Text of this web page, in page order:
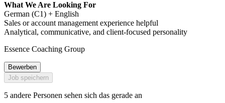
What We Are Looking For
German (C1) + English
Sales or account management experience helpful
Analytical, communicative, and client-focused personality
Essence Coaching Group
Bewerben
Job speichern
5 andere Personen sehen sich das gerade an